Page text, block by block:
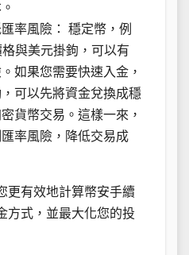
率風險： 穩定幣，例
與美元掛鉤，可以有
如果您需要快速入金，
可以先將資金兌換成穩
貨幣交易。這樣一來，
率風險，降低交易成
更有效地計算幣安手續
方式，並最大化您的投